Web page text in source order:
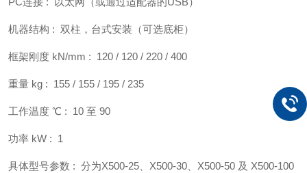
机器结构 : 双柱，台式安装（可选底柜）
框架刚度 kN/mm : 120 / 120 / 220 / 400
重量 kg : 155 / 155 / 195 / 235
工作温度 ℃ : 10 至 90
功率 kW : 1
具体型号参数 : 分为X500-25、X500-30、X500-50 及 X500-100